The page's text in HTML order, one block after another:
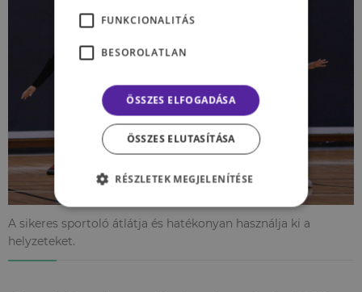
A sikeres sportoló átlátja és hatékonyan használja ki a
helyzeteket.
FUNKCIONALITÁS
BESOROLATLAN
ÖSSZES ELFOGADÁSA
ÖSSZES ELUTASÍTÁSA
RÉSZLETEK MEGJELENÍTÉSE